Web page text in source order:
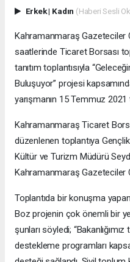
Erkek| Kadın (Haberi Sesli
Kahramanmaraş Gazeteciler
saatlerinde Ticaret Borsası
tanıtım toplantısıyla
Buluşuyor” projesi
yarışmanın 15 Temmuz 2021
Kahramanmaraş Ticaret
düzenlenen toplantıya
Kültür ve Turizm Müdürü
Kahramanmaraş Gazeteciler
Toplantıda bir konuşma
Boz projenin çok önemli bir
şunları söyledi;
destekleme programları